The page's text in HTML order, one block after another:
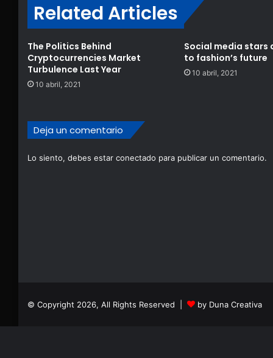
Related Articles
The Politics Behind
Cryptocurrencies Market
Turbulence Last Year
10 abril, 2021
Social media stars
to fashion’s future
10 abril, 2021
Deja un comentario
Lo siento, debes estar conectado para publicar un comentario.
© Copyright 2026, All Rights Reserved | by Duna Creativa